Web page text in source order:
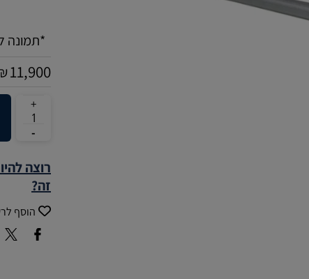
11,900
רוצה
זה?
הוסף